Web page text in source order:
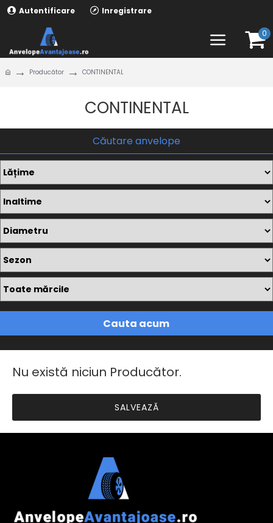
Autentificare Inregistrare
0
Producător CONTINENTAL
CONTINENTAL
Căutare anvelope
Cauta acum
Nu există niciun Producător.
SALVEAZĂ